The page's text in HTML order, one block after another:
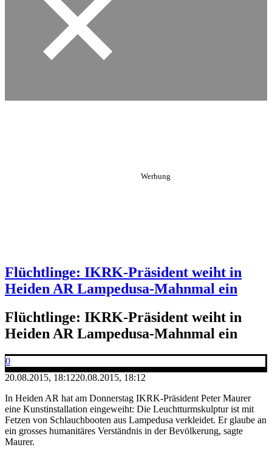
Flüchtlinge: IKRK-Präsident weiht in
Heiden AR Lampedusa-Mahnmal ein
Flüchtlinge: IKRK-Präsident weiht in
Heiden AR Lampedusa-Mahnmal ein
0
20.08.2015, 18:1220.08.2015, 18:12
In Heiden AR hat am Donnerstag IKRK-Präsident Peter Maurer
eine Kunstinstallation eingeweiht: Die Leuchtturmskulptur ist mit
Fetzen von Schlauchbooten aus Lampedusa verkleidet. Er glaube an
ein grosses humanitäres Verständnis in der Bevölkerung, sagte
Maurer.